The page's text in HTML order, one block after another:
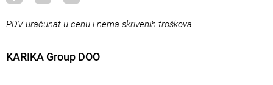
PDV uračunat u cenu i nema skrivenih troškova
KARIKA Group DOO